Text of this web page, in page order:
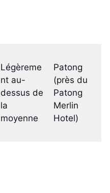
Légèreme
nt au-
dessus de
la
moyenne
Patong
(près du
Patong
Merlin
Hotel)